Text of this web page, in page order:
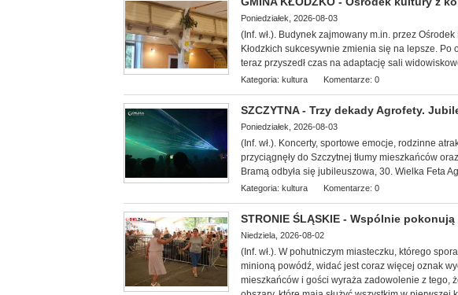
Poniedziałek, 2026-08-03
(Inf. wł.). Budynek zajmowany m.in. przez
Kłodzkich su kcesywnie zmienia się na lepsze. Po
teraz przyszedł czas na adaptację sali
Kategoria: kultura Komentarze: 0
SZCZYTNA - Trzy dekady Agrofety.
Poniedziałek, 2026-08-03
(Inf. wł.). Koncerty, sportowe emocje, rodzinne
przyciągnęły do Szczytnej tłumy mieszkańców
Bramą odbyła się jubileuszowa, 30. Wielka Feta
Kategoria: kultura Komentarze: 0
STRONIE ŚLĄSKIE - Wspólnie
Niedziela, 2026-08-02
(Inf. wł.). W pohutniczym miasteczku, którego
minioną powódź, widać jest coraz więcej oznak
mieszkańców i gości wyraża zadowolenie z tego,